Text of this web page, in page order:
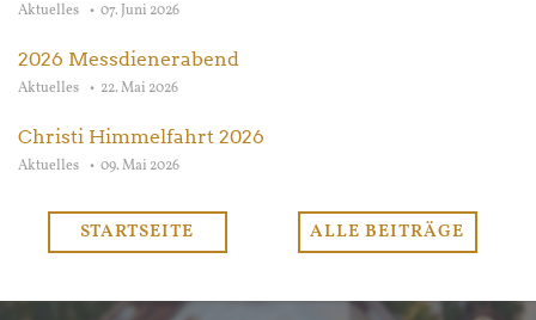
Aktuelles 07. Juni 2026
2026 Messdienerabend
Aktuelles 22. Mai 2026
Christi Himmelfahrt 2026
Aktuelles 09. Mai 2026
STARTSEITE ALLE BEITRÄGE